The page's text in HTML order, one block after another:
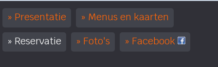
Presentatie
Menus en kaarten
Reservatie
Foto's Facebook